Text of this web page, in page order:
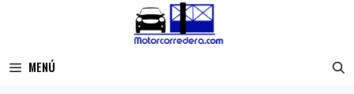
MENÚ